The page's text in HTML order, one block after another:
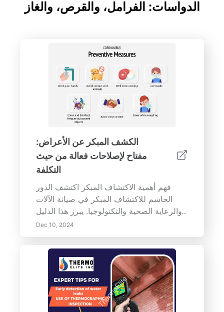
الدواسات: الفرامل، والقرص، والغاز
الكشف المبكر عن الأعراض:
مفتاح لإصلاحات فعالة من حيث
التكلفة
فهم أهمية الاكتشاف المبكر اكتشف الدور
الحاسم للاكتشاف المبكر في صيانة الآلات
والرعاية الصحية والتكنولوجيا. يبرز هذا الدليل
الشامل فوائد التعرف على الأعراض بسرعة
لمنع التعقيدات وتوفير الوقت والمال. تعرف
على أنظمة المراقبة الأساسية التي تعزز حل
المشكلات الاستباقية، وأهمية الصيانة
المنتظمة، وكيف يمكن أن تؤدي الإجراءات
السريعة بشأن الأعراض المحددة إلى فوائد
اقتصادية. اكتشف العلامات التحذيرية الشائعة
التي يجب الانتباه إليها وفوائدها على المدى
Dec 10, 2024